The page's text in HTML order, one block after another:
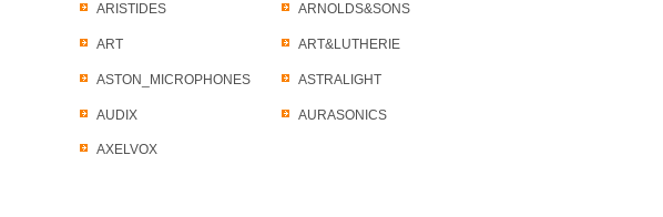
ARISTIDES ARNOLDS&SONS
ART ART&LUTHERIE
ASTON_MICROPHONES ASTRALIGHT
AUDIX AURASONICS
AXELVOX